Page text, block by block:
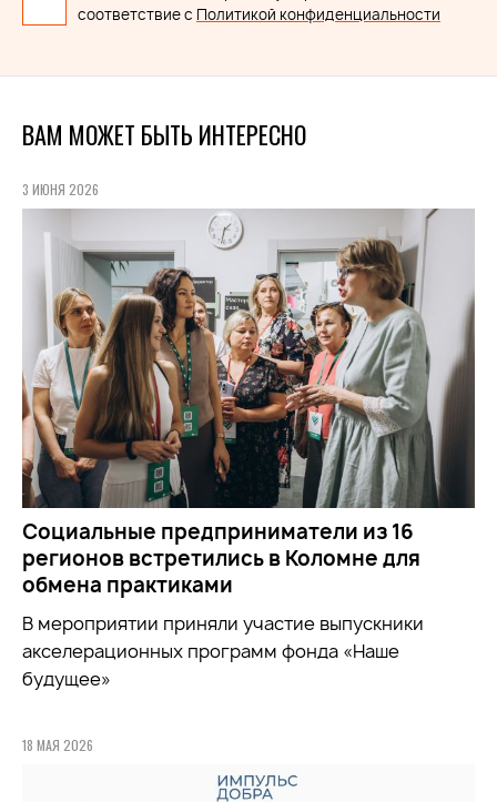
соответствие с Политикой конфиденциальности
ВАМ МОЖЕТ БЫТЬ ИНТЕРЕСНО
3 ИЮНЯ 2026
Социальные предприниматели из 16
регионов встретились в Коломне для
обмена практиками
В мероприятии приняли участие выпускники
акселерационных программ фонда «Наше
будущее»
18 МАЯ 2026